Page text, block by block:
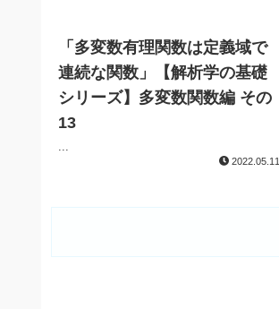
「多変数有理関数は定義域で
連続な関数」【解析学の基礎
シリーズ】多変数関数編 その
13
2022.05.11